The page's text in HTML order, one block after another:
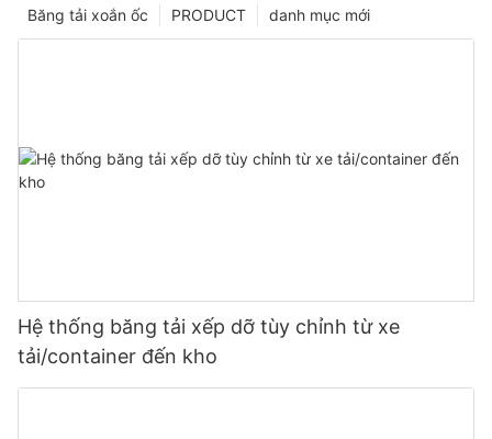
danh mục mới
PRODUCT
Băng tải xoắn ốc
Hệ thống băng tải xếp dỡ tùy chỉnh từ xe
tải/container đến kho